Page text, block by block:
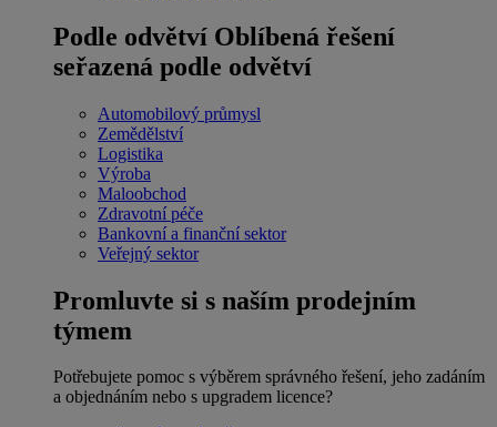
Podle odvětví Oblíbená řešení
seřazená podle odvětví
Automobilový průmysl
Zemědělství
Logistika
Výroba
Maloobchod
Zdravotní péče
Bankovní a finanční sektor
Veřejný sektor
Promluvte si s naším prodejním
týmem
Potřebujete pomoc s výběrem správného řešení, jeho zadáním
a objednáním nebo s upgradem licence?